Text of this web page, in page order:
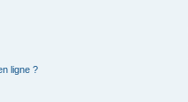
ligne ?